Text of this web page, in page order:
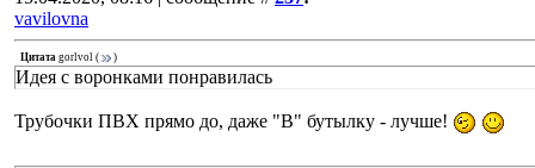
vavilovna
Цитата gorlvol ( )
Идея с воронками понравилась
Трубочки ПВХ прямо до, даже "В" бутылку - лучше!